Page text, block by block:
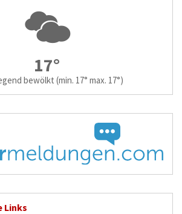
17°
bewölkt (min. 17° max. 17°)
Links